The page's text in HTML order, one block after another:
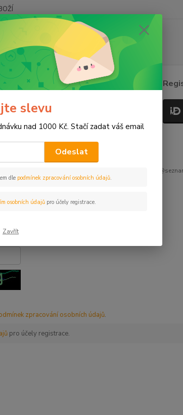
Např.
zpracování osobních údajů.
pro účely registrace.
slevu
nad 1000 Kč. Stačí zadat váš email
Odeslat
dle podmínek zpracování osobních údajů.
osobních údajůpro účely registrace.
Zavřít